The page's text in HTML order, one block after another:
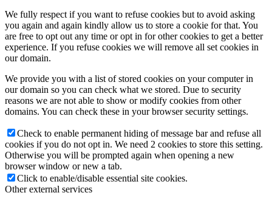
We fully respect if you want to refuse cookies but to avoid asking
you again and again kindly allow us to store a cookie for that. You
are free to opt out any time or opt in for other cookies to get a better
experience. If you refuse cookies we will remove all set cookies in
our domain.
We provide you with a list of stored cookies on your computer in
our domain so you can check what we stored. Due to security
reasons we are not able to show or modify cookies from other
domains. You can check these in your browser security settings.
Check to enable permanent hiding of message bar and refuse all
cookies if you do not opt in. We need 2 cookies to store this setting.
Otherwise you will be prompted again when opening a new
browser window or new a tab.
Click to enable/disable essential site cookies.
Other external services